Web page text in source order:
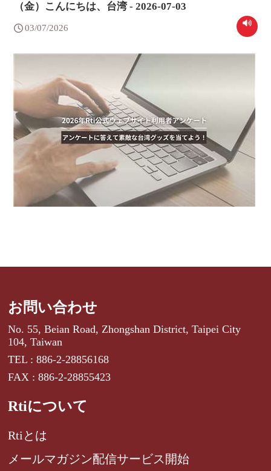
（金）こんにちは、台湾 - 2026-07-03
03/07/2026
お問い合わせ
No. 55, Beian Road, Zhongshan District, Taipei City
104, Taiwan
TEL : 886-2-28856168
FAX : 886-2-28855423
Rtiについて
Rtiとは
メールマガジン配信サービス開始